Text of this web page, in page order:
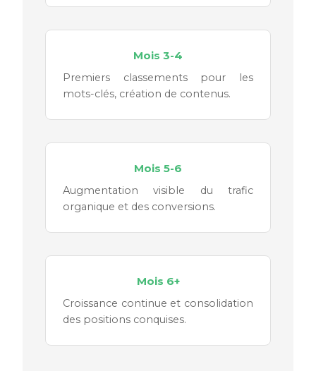
Mois 3-4
Premiers classements pour les
mots-clés, création de contenus.
Mois 5-6
Augmentation visible du trafic
organique et des conversions.
Mois 6+
Croissance continue et consolidation
des positions conquises.